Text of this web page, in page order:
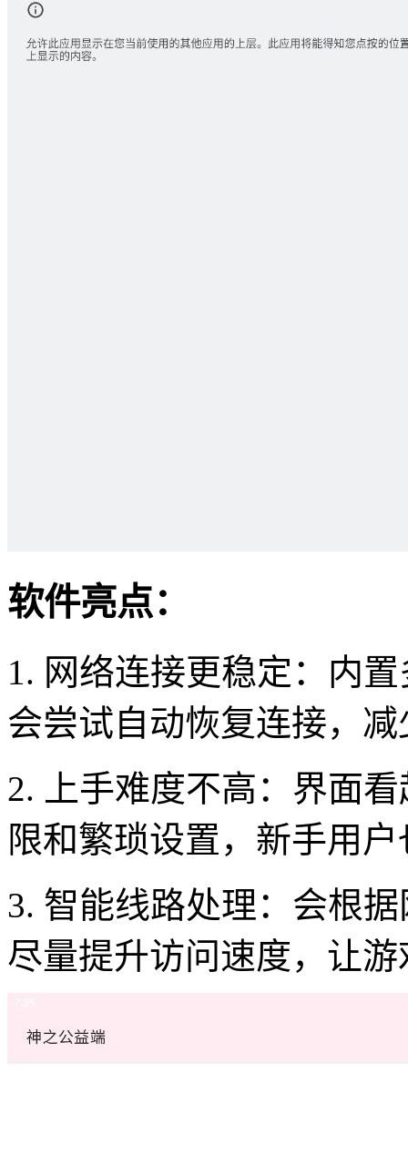
软件亮点：
1. 网络连接更稳定：内
会尝试自动恢复连接，
2. 上手难度不高：界面
限和繁琐设置，新手用
3. 智能线路处理：会根
尽量提升访问速度，让